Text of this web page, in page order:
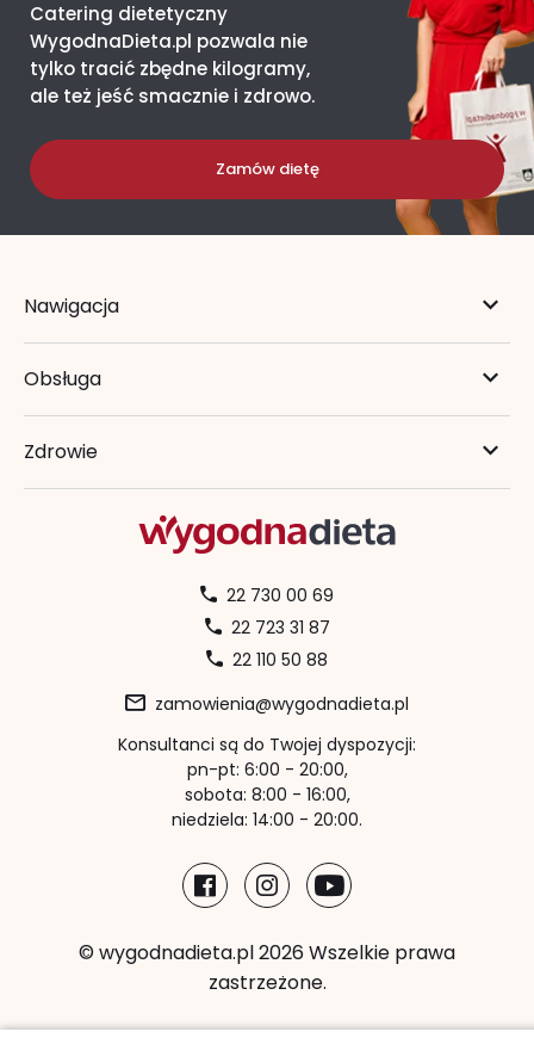
Catering dietetyczny
WygodnaDieta.pl pozwala nie
tylko tracić zbędne kilogramy,
ale też jeść smacznie i zdrowo.
Zamów dietę
Nawigacja
Obsługa
Zdrowie
22 730 00 69
22 723 31 87
22 110 50 88
zamowienia@wygodnadieta.pl
Konsultanci są do Twojej dyspozycji:
pn-pt: 6:00 - 20:00,
sobota: 8:00 - 16:00,
niedziela: 14:00 - 20:00.
© wygodnadieta.pl 2026 Wszelkie prawa
zastrzeżone.